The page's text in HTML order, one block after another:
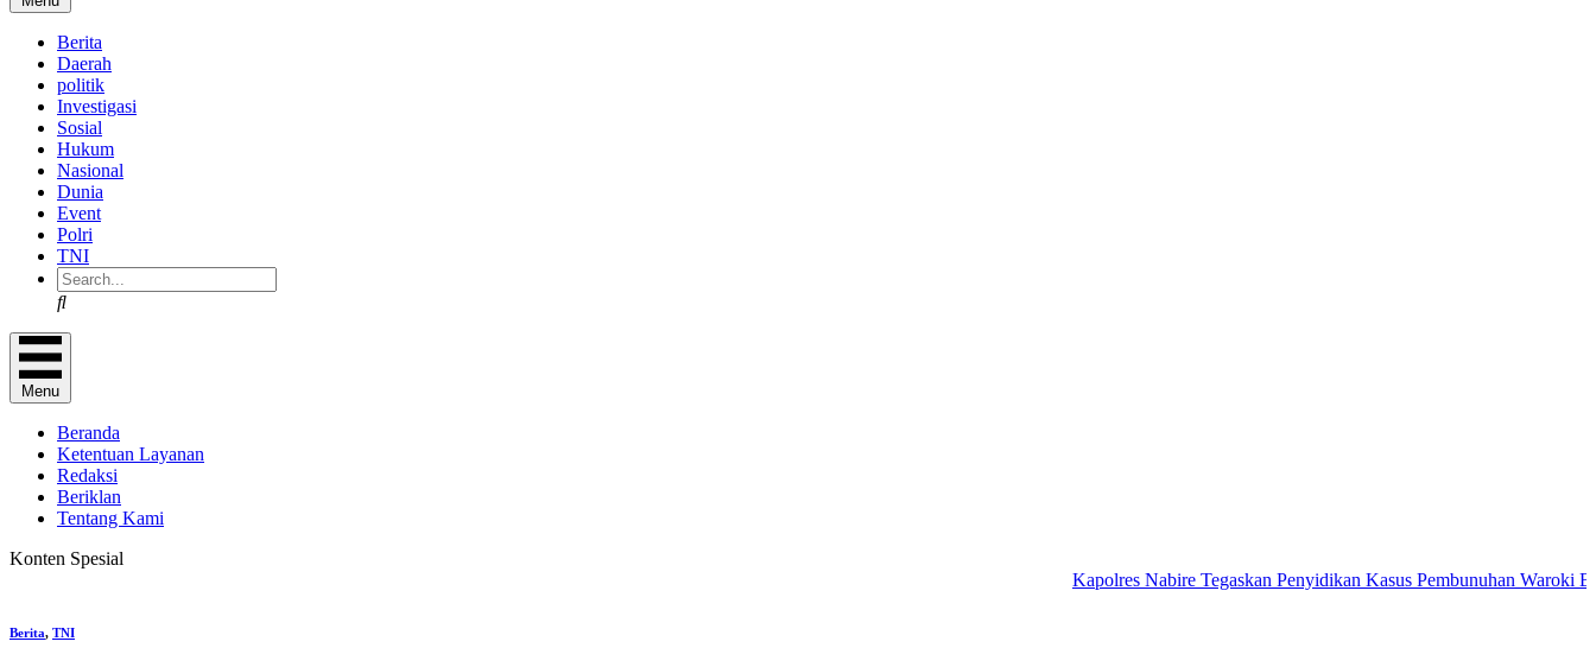
Berita
Daerah
politik
Investigasi
Sosial
Hukum
Nasional
Dunia
Event
Polri
TNI
Search
Menu
Beranda
Ketentuan Layanan
Redaksi
Beriklan
Tentang Kami
Konten Spesial
Kapolres Nabire Tegaskan Penyidikan Kasus Pembunuhan Waroki Berjalan
Berita, TNI